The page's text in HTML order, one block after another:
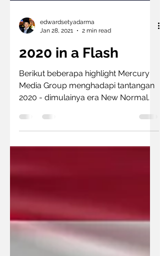
edwardsetyadarma
Jan 28, 2021
2 min read
2020 in a Flash
Berikut beberapa highlight Mercury
Media Group menghadapi tantangan